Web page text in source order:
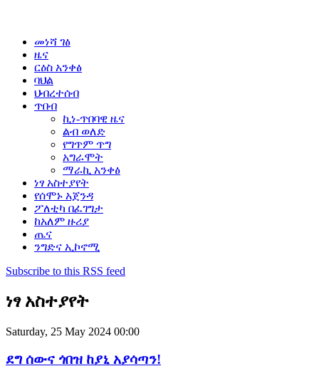
መነሻ ገፅ
ዜና
ርዕስ አንቀፅ
ባህል
ህብረተሰብ
ጥበብ
ኪነ-ጥበባዊ ዜና
ልብ ወለድ
የግጥም ጥግ
አግራሞት
ማራኪ አንቀፅ
ነፃ አስተያየት
የሰሞኑ አጀንዳ
ፖለቲካ በፈገግታ
ከአለም ዙሪያ
ጤና
ንግድና ኢኮኖሚ
Subscribe to this RSS feed
ነፃ አስተያየት
Saturday, 25 May 2024 00:00
ደግ ሰውና ጎበዝ ከያኒ አያሳጣን!